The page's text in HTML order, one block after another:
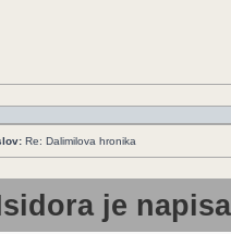
Re: Dalimilova hronika
je